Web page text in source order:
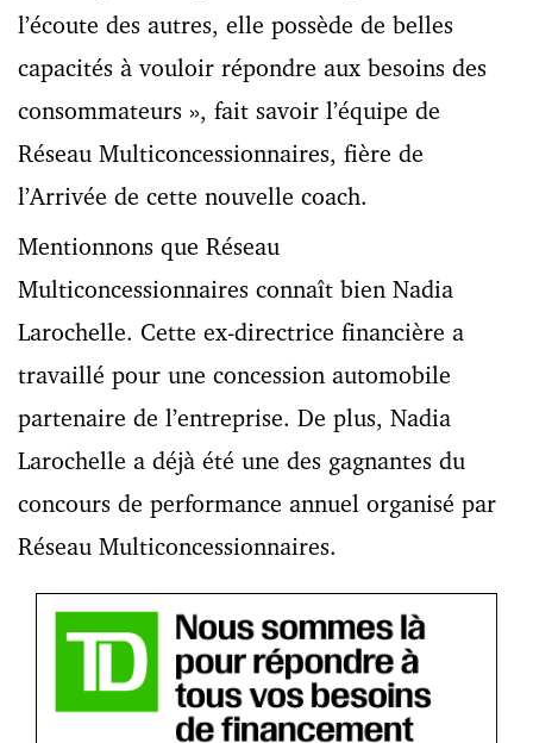
l’écoute des autres, elle possède de belles
capacités à vouloir répondre aux besoins des
consommateurs », fait savoir l’équipe de
Réseau Multiconcessionnaires, fière de
l’Arrivée de cette nouvelle coach.
Mentionnons que Réseau
Multiconcessionnaires connaît bien Nadia
Larochelle. Cette ex-directrice financière a
travaillé pour une concession automobile
partenaire de l’entreprise. De plus, Nadia
Larochelle a déjà été une des gagnantes du
concours de performance annuel organisé par
Réseau Multiconcessionnaires.